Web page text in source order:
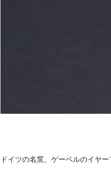
ドイツの名窯、ゲーベルのイヤ